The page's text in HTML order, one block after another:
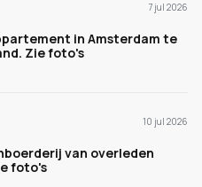
7 jul 2026
in Amsterdam te
Zie foto's
10 jul 2026
van overleden
foto's